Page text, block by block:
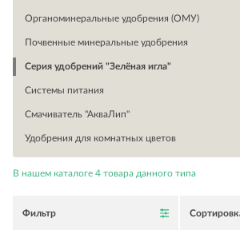
Органоминеральные удобрения (ОМУ)
Почвенные минеральные удобрения
Серия удобрений "Зелёная игла"
Системы питания
Смачиватель "АкваЛип"
Удобрения для комнатных цветов
В нашем каталоге 4 товара данного типа
Фильтр